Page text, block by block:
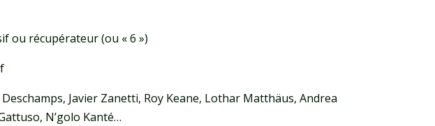
ou récupérateur (ou « 6 »)
Javier Zanetti, Roy Keane, Lothar Matthäus, Andrea
N’golo Kanté…